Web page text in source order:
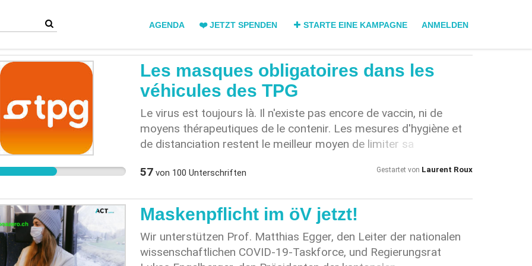
AGENDA ❤️ JETZT SPENDEN STARTE EINE KAMPAGNE ANMELDEN
Les masques obligatoires dans les
véhicules des TPG
Le virus est toujours là. Il n'existe pas encore de vaccin, ni de
moyens thérapeutiques de le contenir. Les mesures d'hygiène et
de distanciation restent le meilleur moyen de limiter sa
protégeant l'autre, on se protège soi-même des conséquences
57von 100 Unterschriften Gestartet von Laurent Roux
Maskenpflicht im öV jetzt!
Wir unterstützen Prof. Matthias Egger, den Leiter der nationalen
wissenschaftlichen COVID-19-Taskforce, und Regierungsrat